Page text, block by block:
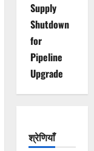
Supply
Shutdown
for
Pipeline
Upgrade
श्रेणियाँ